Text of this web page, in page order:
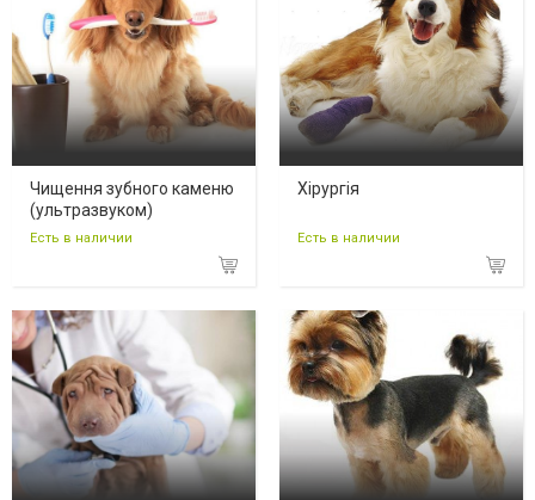
Чищення зубного каменю
(ультразвуком)
Есть в наличии
Хірургія
Есть в наличии